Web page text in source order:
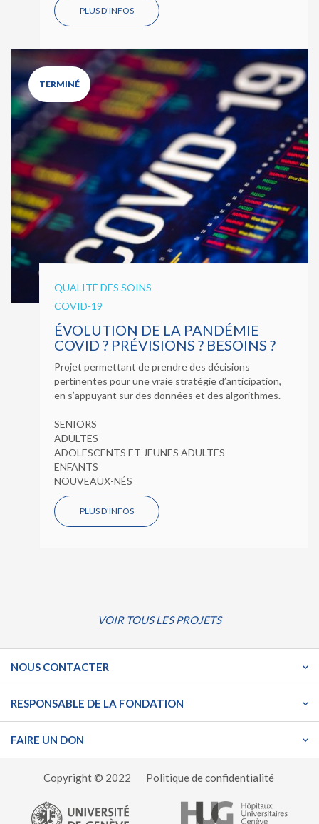
PLUS D'INFOS
TERMINÉ
QUALITÉ DES SOINS
COVID-19
ÉVOLUTION DE LA PANDÉMIE
COVID ? PRÉVISIONS ? BESOINS ?
Projet permettant de prendre des décisions
pertinentes pour une vraie stratégie d’anticipation,
en s’appuyant sur des données et des algorithmes.
SENIORS
ADULTES
ADOLESCENTS ET JEUNES ADULTES
ENFANTS
NOUVEAUX-NÉS
PLUS D'INFOS
VOIR TOUS LES PROJETS
NOUS CONTACTER
RESPONSABLE DE LA FONDATION
FAIRE UN DON
Copyright © 2022 Politique de confidentialité